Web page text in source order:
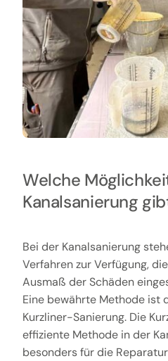
Welche
Kanalsanierung
Bei der Kanalsanierung
Verfahren zur Verfügung,
Ausmaß der Schäden
Eine bewährte Methode ist
Kurzliner-Sanierung. Die
effiziente Methode in der
besonders für die